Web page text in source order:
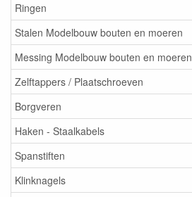
Ringen
Stalen Modelbouw bouten en moeren
Messing Modelbouw bouten en moeren
Zelftappers / Plaatschroeven
Borgveren
Haken - Staalkabels
Spanstiften
Klinknagels